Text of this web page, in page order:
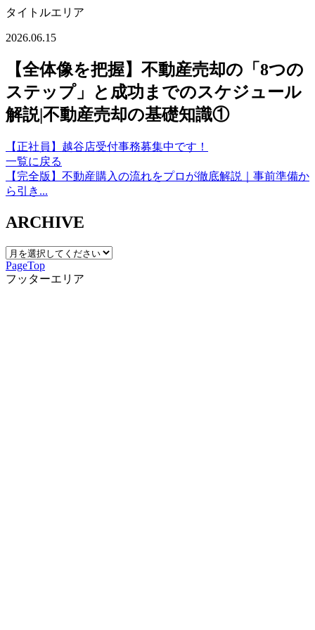
タイトルエリア
2026.06.15
【全体像を把握】不動産売却の「8つの
ステップ」と成功までのスケジュール
解説|不動産売却の基礎知識①
【正社員】越谷店受付事務募集中です！
一覧に戻る
【完全版】不動産購入の流れをプロが徹底解説｜事前準備か
ら引き...
ARCHIVE
PageTop
フッターエリア